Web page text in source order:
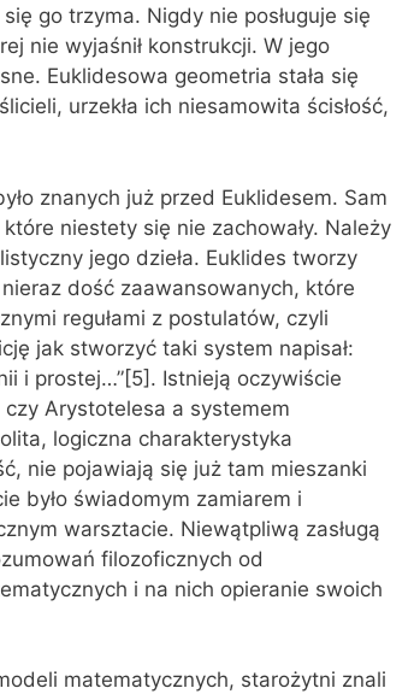
go trzyma. Nigdy nie posługuje się
nie wyjaśnił konstrukcji. W jego
Euklidesowa geometria stała się
urzekła ich niesamowita ścisłość,
znanych już przed Euklidesem. Sam
niestety się nie zachowały. Należy
jego dzieła. Euklides tworzy
dość zaawansowanych, które
regułami z postulatów, czyli
jak stworzyć taki system napisał:
i prostej…”[5]. Istnieją oczywiście
Arystotelesa a systemem
logiczna charakterystyka
nie pojawiają się już tam mieszanki
było świadomym zamiarem i
warsztacie. Niewątpliwą zasługą
filozoficznych od
i na nich opieranie swoich
matematycznych, starożytni znali